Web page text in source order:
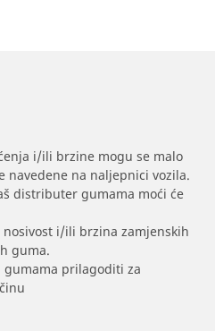
i/ili brzine mogu se malo
navedene na naljepnici vozila.
distributer gumama moći će
nosivost i/ili brzina zamjenskih
guma.
prilagoditi za